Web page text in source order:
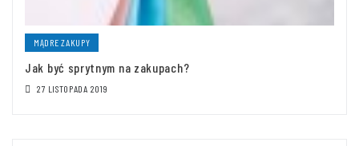
MĄDRE ZAKUPY
Jak być sprytnym na zakupach?
27 LISTOPADA 2019